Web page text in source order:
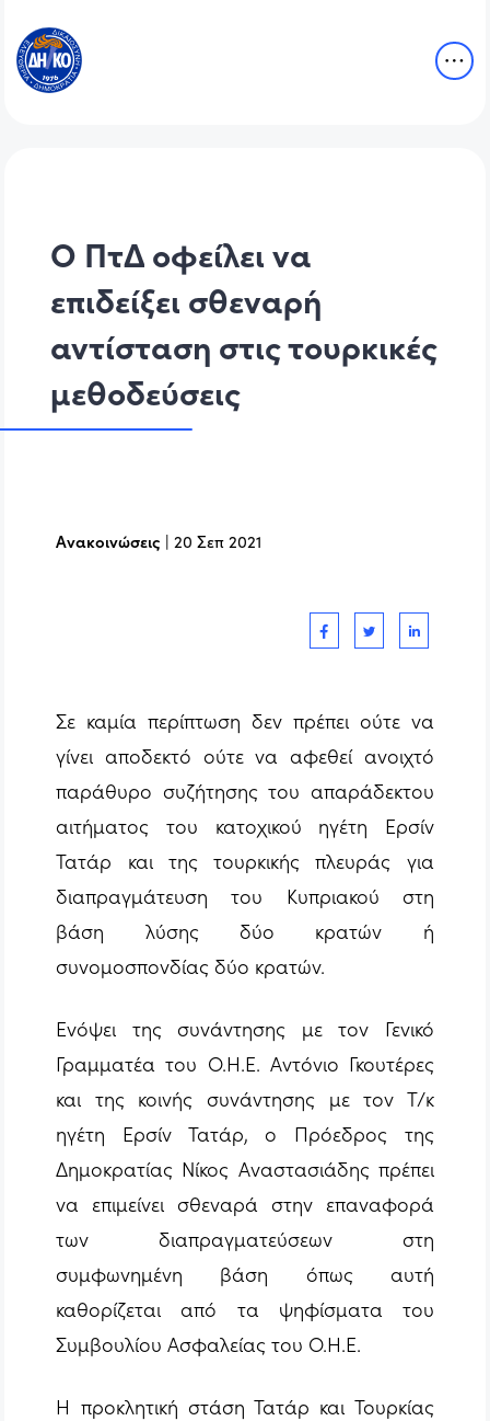
Ο ΠτΔ οφείλει να
επιδείξει σθεναρή
αντίσταση στις τουρκικές
μεθοδεύσεις
Ανακοινώσεις |20 Σεπ 2021
Σε καμία περίπτωση δεν πρέπει ούτε να
γίνει αποδεκτό ούτε να αφεθεί ανοιχτό
παράθυρο συζήτησης του απαράδεκτου
αιτήματος του κατοχικού ηγέτη Ερσίν
Τατάρ και της τουρκικής πλευράς για
διαπραγμάτευση του Κυπριακού στη
βάση λύσης δύο κρατών ή
συνομοσπονδίας δύο κρατών.
Ενόψει της συνάντησης με τον Γενικό
Γραμματέα του Ο.Η.Ε. Αντόνιο Γκουτέρες
και της κοινής συνάντησης με τον Τ/κ
ηγέτη Ερσίν Τατάρ, ο Πρόεδρος της
Δημοκρατίας Νίκος Αναστασιάδης πρέπει
να επιμείνει σθεναρά στην επαναφορά
των διαπραγματεύσεων στη
συμφωνημένη βάση όπως αυτή
καθορίζεται από τα ψηφίσματα του
Συμβουλίου Ασφαλείας του Ο.Η.Ε.
Η προκλητική στάση Τατάρ και Τουρκίας